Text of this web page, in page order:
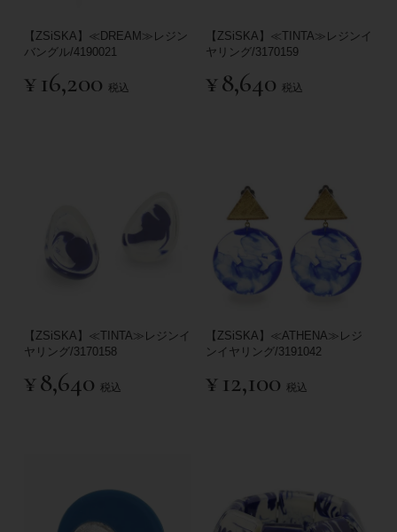
【ZSiSKA】≪DREAM≫レジン
バングル/4190021
¥ 16,200 税込
【ZSiSKA】≪TINTA≫レジンイ
ヤリング/3170159
¥8,640 税込
【ZSiSKA】≪TINTA≫レジンイ
ヤリング/3170158
¥8,640 税込
【ZSiSKA】≪ATHENA≫レジ
ンイヤリング/3191042
¥ 12,100 税込